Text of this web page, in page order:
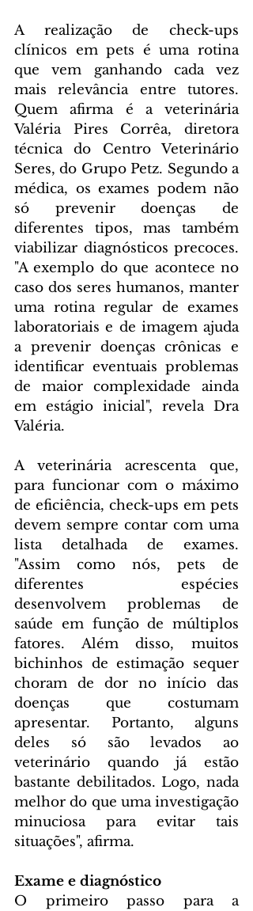
A realização de check-ups
clínicos em pets é uma rotina
que vem ganhando cada vez
mais relevância entre tutores.
Quem afirma é a veterinária
Valéria Pires Corrêa, diretora
técnica do Centro Veterinário
Seres, do Grupo Petz. Segundo a
médica, os exames podem não
só prevenir doenças de
diferentes tipos, mas também
viabilizar diagnósticos precoces.
"A exemplo do que acontece no
caso dos seres humanos, manter
uma rotina regular de exames
laboratoriais e de imagem ajuda
a prevenir doenças crônicas e
identificar eventuais problemas
de maior complexidade ainda
em estágio inicial", revela Dra
Valéria.
A veterinária acrescenta que,
para funcionar com o máximo
de eficiência, check-ups em pets
devem sempre contar com uma
lista detalhada de exames.
"Assim como nós, pets de
diferentes espécies
desenvolvem problemas de
saúde em função de múltiplos
fatores. Além disso, muitos
bichinhos de estimação sequer
choram de dor no início das
doenças que costumam
apresentar. Portanto, alguns
deles só são levados ao
veterinário quando já estão
bastante debilitados. Logo, nada
melhor do que uma investigação
minuciosa para evitar tais
situações", afirma.
Exame e diagnóstico
O primeiro passo para a